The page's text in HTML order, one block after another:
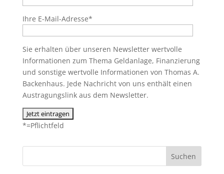
Ihre E-Mail-Adresse*
Sie erhalten über unseren Newsletter wertvolle
Informationen zum Thema Geldanlage, Finanzierung
und sonstige wertvolle Informationen von Thomas A.
Backenhaus. Jede Nachricht von uns enthält einen
Austragungslink aus dem Newsletter.
*=Pflichtfeld